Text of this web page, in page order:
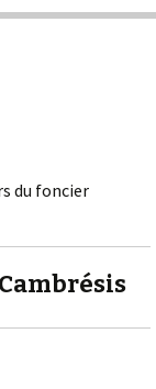
du foncier